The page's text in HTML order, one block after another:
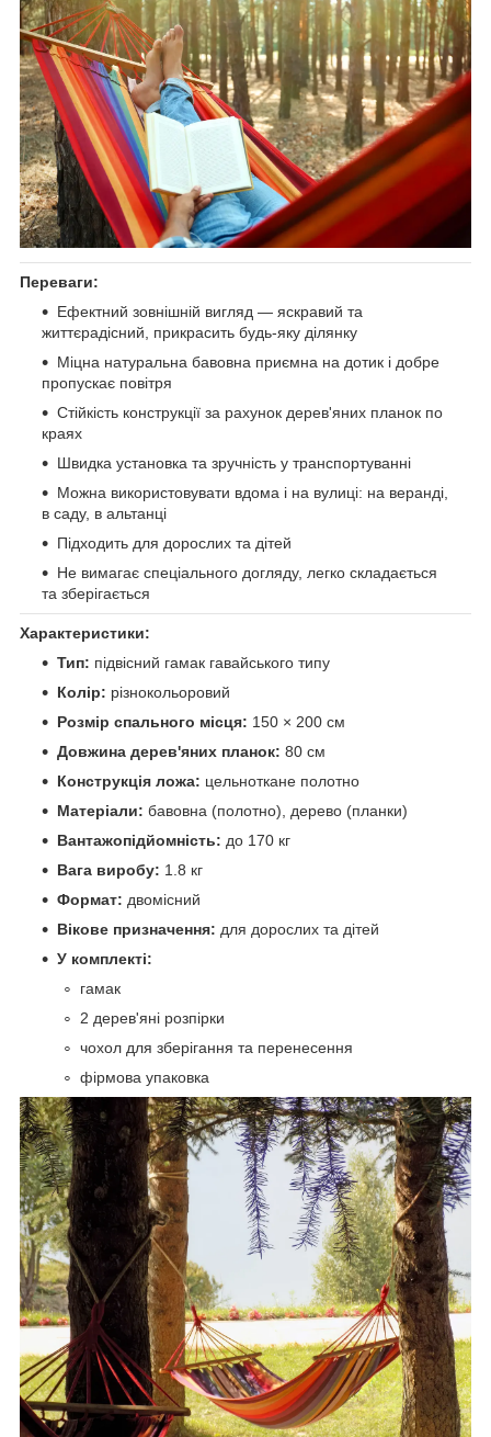
Переваги:
Ефектний зовнішній вигляд — яскравий та
життєрадісний, прикрасить будь-яку ділянку
Міцна натуральна бавовна приємна на дотик і добре
пропускає повітря
Стійкість конструкції за рахунок дерев'яних планок по
краях
Швидка установка та зручність у транспортуванні
Можна використовувати вдома і на вулиці: на веранді,
в саду, в альтанці
Підходить для дорослих та дітей
Не вимагає спеціального догляду, легко складається
та зберігається
Характеристики:
Тип: підвісний гамак гавайського типу
Колір: різнокольоровий
Розмір спального місця: 150 × 200 см
Довжина дерев'яних планок: 80 см
Конструкція ложа: цельноткане полотно
Матеріали: бавовна (полотно), дерево (планки)
Вантажопідйомність: до 170 кг
Вага виробу: 1.8 кг
Формат: двомісний
Вікове призначення: для дорослих та дітей
У комплекті:
гамак
2 дерев'яні розпірки
чохол для зберігання та перенесення
фірмова упаковка